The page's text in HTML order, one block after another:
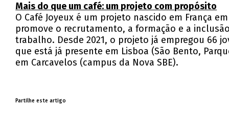
Mais do que um café: um projeto com propósito
O Café Joyeux é um projeto nascido em França
promove o recrutamento, a formação e a
trabalho. Desde 2021, o projeto já empregou 66
que está já presente em Lisboa (São Bento,
em Carcavelos (campus da Nova SBE).
Partilhe este artigo